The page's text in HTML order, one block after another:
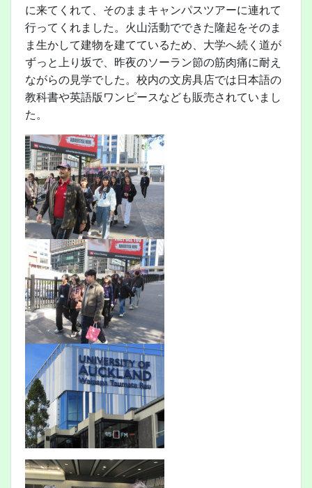
に来てくれて、そのままキャンパスツアーに連れて
行ってくれました。火山活動でできた隆起をそのま
ま生かして建物を建てているため、大学へ続く道が
ずっと上り坂で、昨夜のソーラン節の筋肉痛に耐え
ながらの見学でした。校内の文房具店では日本語の
教科書や英語版ワンピースなども販売されていまし
た。